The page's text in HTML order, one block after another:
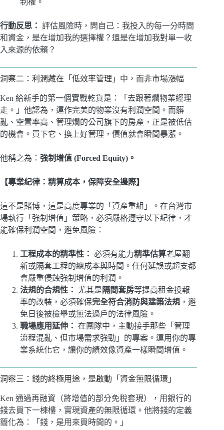
制權。
行動反思： 評估風險時，問自己：我投入的每一分時間
和資金，是在增加我的選擇權？還是在增加我對單一收
入來源的依賴？
洞察二：利潤藏在「低效率管理」中，而非市場漲幅
Ken 給新手的第一個實戰乾貨是：「去跟著爛物業經理
走。」他認為，運作完美的物業沒有利潤空間。而髒
亂、空置率高、管理爛的公司旗下的房產，正是被低估
的機會。買下它、換上好管理，價值就會瞬間暴漲。
他稱之為： 強制增值 (Forced Equity)。
【專業紀律：精算成本，保障安全邊際】
這不是賭博，這是高度專業的「資產重組」。在台灣市
場執行「強制增值」策略，必須嚴格遵守以下紀律，才
能確保利潤空間，避免風險：
工程成本的精準性： 必須有能力精準估算老屋翻
新或隔套工程的總成本與時間。任何延誤或超支都
會嚴重侵蝕強制增值的利潤。
法規的合規性： 尤其是 隔間套房等提高租金投報
率的改裝，必須確保完全符合消防與建築法規 ，避
免日後被檢舉或無法過戶的法律風險。
職場應用延伸： 在團隊中，主動接手那些「管理
流程混亂、但市場需求強勁」的專案。運用你的專
業系統化它，讓你的績效像資產一樣瞬間增值。
洞察三：錢的終極用途，是啟動「資金無限循環」
Ken 通過再融資（將增值的部分免稅套現），用銀行的
錢去買下一棟樓，實現資產的無限循環。他將錢的定義
簡化為：「錢，是用來買時間的。」